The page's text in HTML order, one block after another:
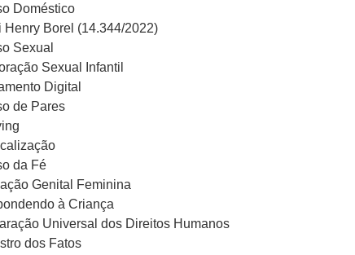
Doméstico
Henry Borel (14.344/2022)
Sexual
Sexual Infantil
Digital
de Pares
da Fé
Genital Feminina
à Criança
Universal dos Direitos Humanos
dos Fatos